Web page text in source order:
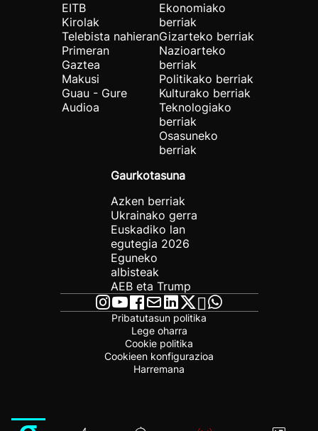
EITB
Kirolak
Telebista nahieran
Primeran
Gaztea
Makusi
Guau - Gure
Audioa
Ekonomiako
berriak
Gizarteko berriak
Nazioarteko
berriak
Politikako berriak
Kulturako berriak
Teknologiako
berriak
Osasuneko
berriak
Gaurkotasuna
Azken berriak
Ukrainako gerra
Euskadiko lan
egutegia 2026
Eguneko
albisteak
AEB eta Trump
Pribatutasun politika
Lege oharra
Cookie politika
Cookieen konfigurazioa
Harremana